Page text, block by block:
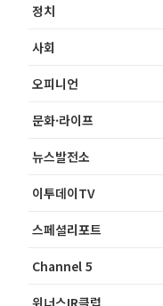
정치
사회
오피니언
문화·라이프
뉴스발전소
이투데이TV
스페셜리포트
Channel 5
위너스IR클럽